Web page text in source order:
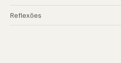
Reflexões